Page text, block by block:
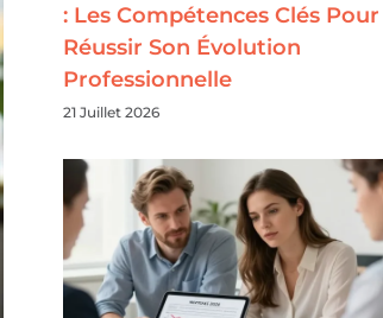
: Les Compétences Clés Pour
Réussir Son Évolution
Professionnelle
21 Juillet 2026